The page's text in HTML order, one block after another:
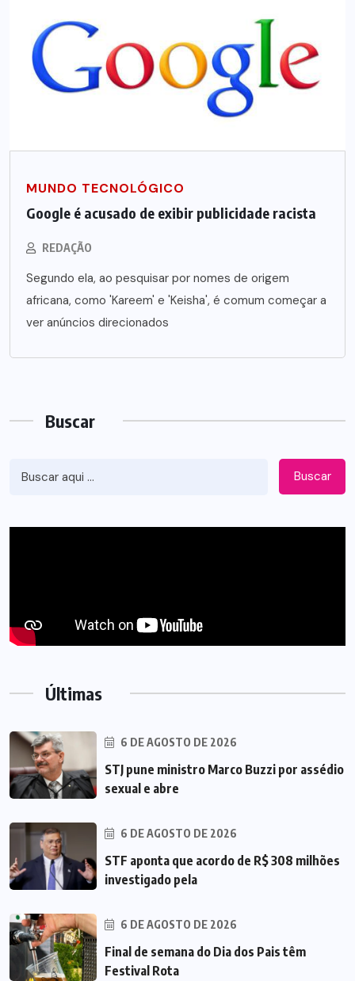
MUNDO TECNOLÓGICO
Google é acusado de exibir publicidade racista
REDAÇÃO
Segundo ela, ao pesquisar por nomes de origem
africana, como 'Kareem' e 'Keisha', é comum começar a
ver anúncios direcionados
Buscar
Buscar
Últimas
6 DE AGOSTO DE 2026
STJ pune ministro Marco Buzzi por assédio
sexual e abre
6 DE AGOSTO DE 2026
STF aponta que acordo de R$ 308 milhões
investigado pela
6 DE AGOSTO DE 2026
Final de semana do Dia dos Pais têm
Festival Rota